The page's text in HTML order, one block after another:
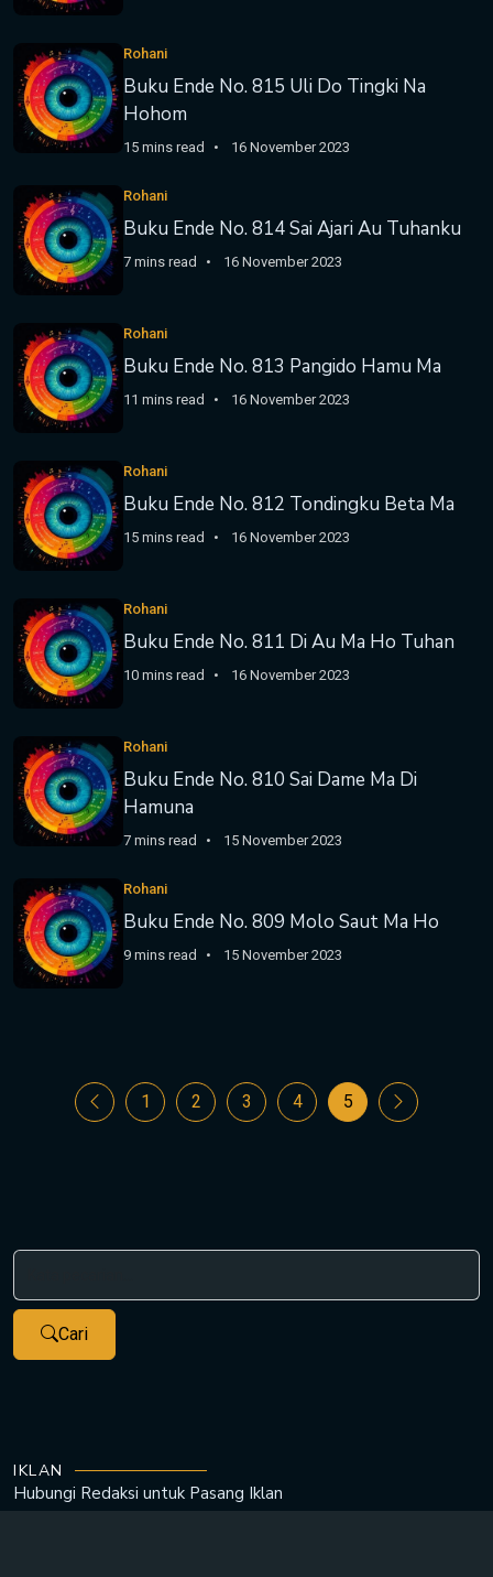
Rohani
Buku Ende No. 815 Uli Do Tingki Na
Hohom
15 mins read 16 November 2023
Rohani
Buku Ende No. 814 Sai Ajari Au Tuhanku
7 mins read 16 November 2023
Rohani
Buku Ende No. 813 Pangido Hamu Ma
11 mins read 16 November 2023
Rohani
Buku Ende No. 812 Tondingku Beta Ma
15 mins read 16 November 2023
Rohani
Buku Ende No. 811 Di Au Ma Ho Tuhan
10 mins read 16 November 2023
Rohani
Buku Ende No. 810 Sai Dame Ma Di
Hamuna
7 mins read 15 November 2023
Rohani
Buku Ende No. 809 Molo Saut Ma Ho
9 mins read 15 November 2023
1 2 3 4 5
Cari
IKLAN
Hubungi Redaksi untuk Pasang Iklan